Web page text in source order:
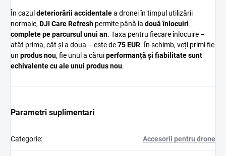
În cazul deteriorării accidentalea droneiîn timpul utilizării
normale, DJI CareRefresh permite până la douăînlocuiri
completepeparcursul unui an. Taxa pentru fiecareînlocuire –
atât prima, cât șia doua – estede75EUR. În schimb, veți primifie
un produsnou, fie unul a căruiperformanță și fiabilitatesunt
echivalentecualeunui produsnou.
Parametri suplimentari
Categorie: Accesorii pentru drone